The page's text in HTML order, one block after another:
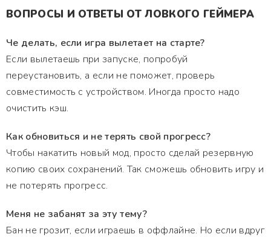
ВОПРОСЫ И ОТВЕТЫ ОТ ЛОВКОГО ГЕЙМЕРА
Че делать, если игра вылетает на старте?
Если вылетаешь при запуске, попробуй
переустановить, а если не поможет, проверь
совместимость с устройством. Иногда просто надо
очистить кэш.
Как обновиться и не терять свой прогресс?
Чтобы накатить новый мод, просто сделай резервную
копию своих сохранений. Так сможешь обновить игру и
не потерять прогресс.
Меня не забанят за эту тему?
Бан не грозит, если играешь в оффлайне. Но если вдруг